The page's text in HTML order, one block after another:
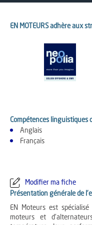
EN MOTEURS adhère aux
Compétences linguistiques
Anglais
Français
Modifier ma fiche
Présentation générale de
EN Moteurs est
moteurs et